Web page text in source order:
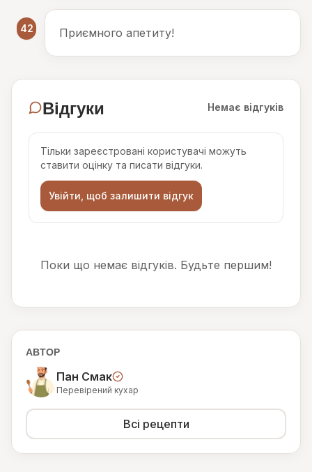
42 Приємного апетиту!
Відгуки Немає відгуків
Тільки зареєстровані користувачі можуть
ставити оцінку та писати відгуки.
Увійти, щоб залишити відгук
Поки що немає відгуків. Будьте першим!
АВТОР
Пан Смак
Перевірений кухар
Всі рецепти